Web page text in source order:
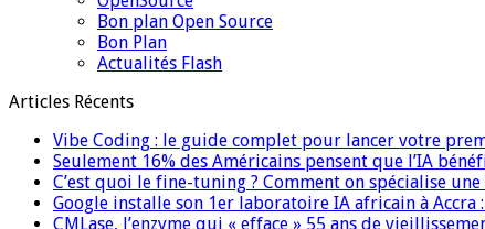
Bon plan Open Source
Bon Plan
Actualités Flash
Articles Récents
Vibe Coding : le guide complet pour lancer votre
Seulement 16% des Américains pensent que l’IA
C’est quoi le fine-tuning ? Comment on spécialise
Google installe son 1er laboratoire IA africain à Accra
CMLase, l’enzyme qui « efface » 55 ans de